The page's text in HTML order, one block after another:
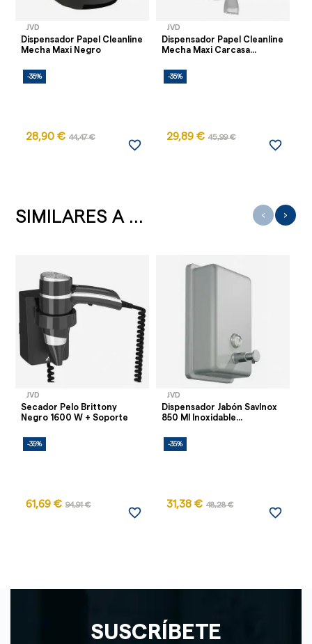
JVD
Dispensador Papel Cleanline
Mecha Maxi Negro
-35%
28,90 € 44,47 €
favorite_border
JVD
Dispensador Papel Cleanline
Mecha Maxi Carcasa...
-35%
29,89 € 45,99 €
favorite_border
SIMILARES A ...
JVD
Secador Pelo Brittony
Negro 1600 W + Soporte
-35%
61,69 € 94,91 €
favorite_border
JVD
Dispensador Jabón SavInox
850 Ml Inoxidable...
-35%
31,38 € 48,28 €
favorite_border
‹ ›
SUSCRÍBETE